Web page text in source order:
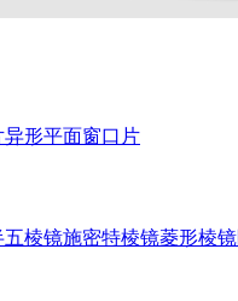
异形平面窗口片
五棱镜施密特棱镜菱形棱镜